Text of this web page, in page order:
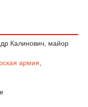
Калинович, майор
армия